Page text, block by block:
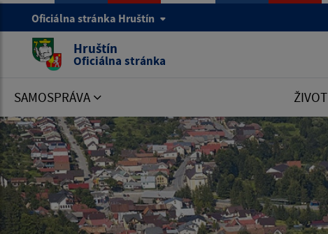
Oficiálna stránka Hruštín
Hruštín
Oficiálna stránka
SAMOSPRÁVA